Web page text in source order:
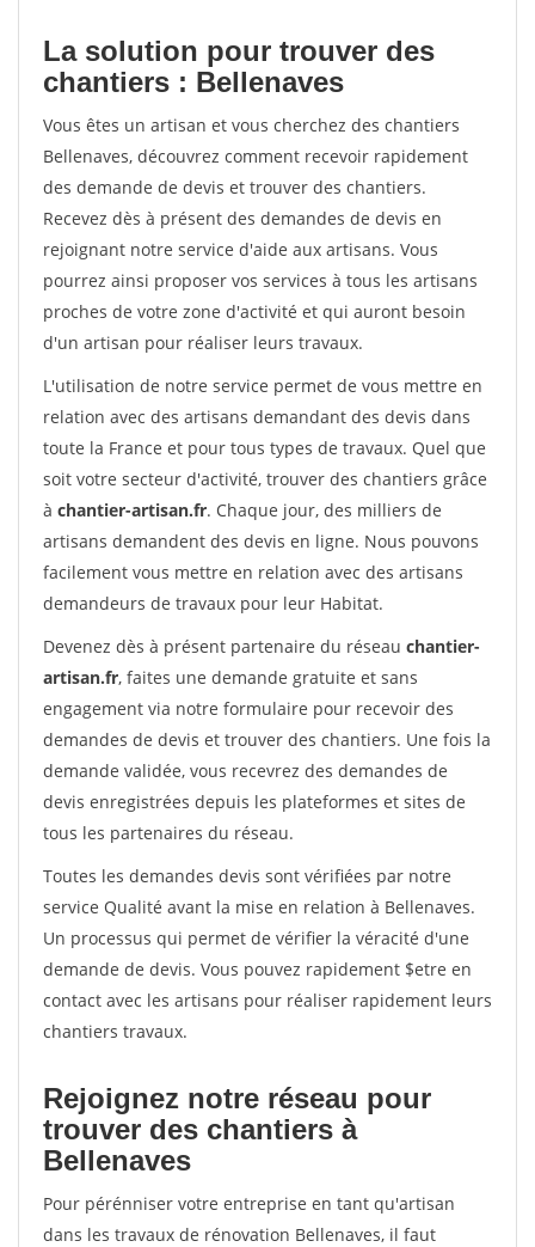
La solution pour trouver des
chantiers : Bellenaves
Vous êtes un artisan et vous cherchez des chantiers
Bellenaves, découvrez comment recevoir rapidement
des demande de devis et trouver des chantiers.
Recevez dès à présent des demandes de devis en
rejoignant notre service d'aide aux artisans. Vous
pourrez ainsi proposer vos services à tous les artisans
proches de votre zone d'activité et qui auront besoin
d'un artisan pour réaliser leurs travaux.
L'utilisation de notre service permet de vous mettre en
relation avec des artisans demandant des devis dans
toute la France et pour tous types de travaux. Quel que
soit votre secteur d'activité, trouver des chantiers grâce
à chantier-artisan.fr. Chaque jour, des milliers de
artisans demandent des devis en ligne. Nous pouvons
facilement vous mettre en relation avec des artisans
demandeurs de travaux pour leur Habitat.
Devenez dès à présent partenaire du réseau chantier-
artisan.fr, faites une demande gratuite et sans
engagement via notre formulaire pour recevoir des
demandes de devis et trouver des chantiers. Une fois la
demande validée, vous recevrez des demandes de
devis enregistrées depuis les plateformes et sites de
tous les partenaires du réseau.
Toutes les demandes devis sont vérifiées par notre
service Qualité avant la mise en relation à Bellenaves.
Un processus qui permet de vérifier la véracité d'une
demande de devis. Vous pouvez rapidement $etre en
contact avec les artisans pour réaliser rapidement leurs
chantiers travaux.
Rejoignez notre réseau pour
trouver des chantiers à
Bellenaves
Pour pérénniser votre entreprise en tant qu'artisan
dans les travaux de rénovation Bellenaves, il faut